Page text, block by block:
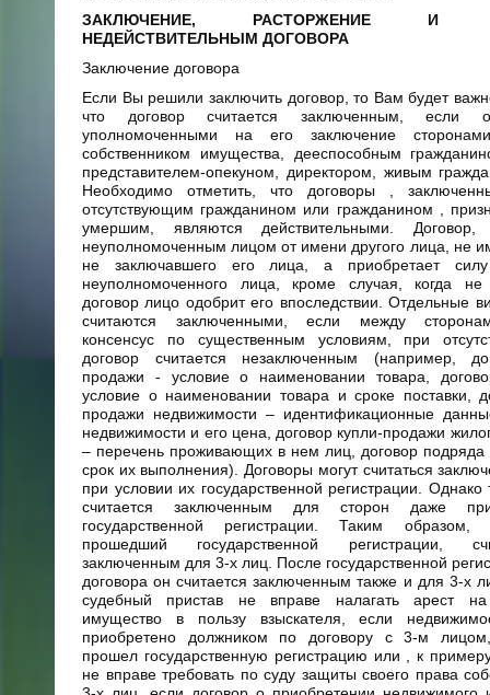
ЗАКЛЮЧЕНИЕ, РАСТОРЖЕНИЕ И
НЕДЕЙСТВИТЕЛЬНЫМ ДОГОВОРА
Заключение договора
Если Вы решили заключить договор, то Вам будет
что договор считается заключенным, если
уполномоченными на его заключение
собственником имущества, дееспособным
представителем-опекуном, директором, живым
Необходимо отметить, что договоры ,
отсутствующим гражданином или гражданином ,
умершим, являются действительными. Договор,
неуполномоченным лицом от имени другого лица, не
не заключавшего его лица, а приобретает
неуполномоченного лица, кроме случая, когда не
договор лицо одобрит его впоследствии. Отдельные
считаются заключенными, если между
консенсус по существенным условиям, при
договор считается незаключенным (например,
продажи - условие о наименовании товара,
условие о наименовании товара и сроке поставки,
продажи недвижимости – идентификационные
недвижимости и его цена, договор купли-продажи
– перечень проживающих в нем лиц, договор подряда
срок их выполнения). Договоры могут считаться
при условии их государственной регистрации. Однако
считается заключенным для сторон даже при
государственной регистрации. Таким
прошедший государственной регистрации,
заключенным для 3-х лиц. После государственной
договора он считается заключенным также и для 3-х
судебный пристав не вправе налагать арест
имущество в пользу взыскателя, если
приобретено должником по договору с 3-м
прошел государственную регистрацию или , к
не вправе требовать по суду защиты своего права